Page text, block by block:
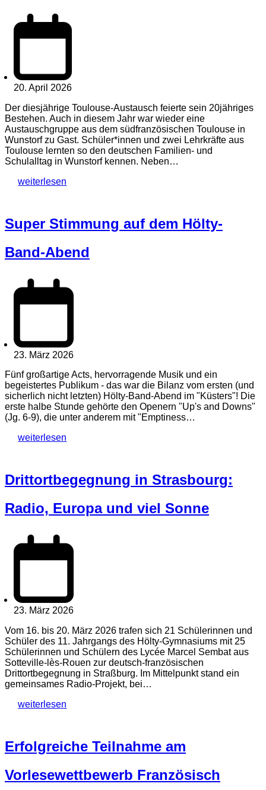
20. April 2026
Der diesjährige Toulouse-Austausch feierte sein 20jähriges
Bestehen. Auch in diesem Jahr war wieder eine
Austauschgruppe aus dem südfranzösischen Toulouse in
Wunstorf zu Gast. Schüler*innen und zwei Lehrkräfte aus
Toulouse lernten so den deutschen Familien- und
Schulalltag in Wunstorf kennen. Neben…
weiterlesen
Super Stimmung auf dem Hölty-
Band-Abend
23. März 2026
Fünf großartige Acts, hervorragende Musik und ein
begeistertes Publikum - das war die Bilanz vom ersten (und
sicherlich nicht letzten) Hölty-Band-Abend im "Küsters"! Die
erste halbe Stunde gehörte den Openern "Up's and Downs"
(Jg. 6-9), die unter anderem mit "Emptiness…
weiterlesen
Drittortbegegnung in Strasbourg:
Radio, Europa und viel Sonne
23. März 2026
Vom 16. bis 20. März 2026 trafen sich 21 Schülerinnen und
Schüler des 11. Jahrgangs des Hölty-Gymnasiums mit 25
Schülerinnen und Schülern des Lycée Marcel Sembat aus
Sotteville-lès-Rouen zur deutsch-französischen
Drittortbegegnung in Straßburg. Im Mittelpunkt stand ein
gemeinsames Radio-Projekt, bei…
weiterlesen
Erfolgreiche Teilnahme am
Vorlesewettbewerb Französisch